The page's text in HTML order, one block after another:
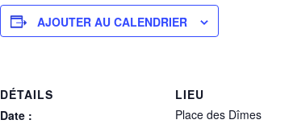
AJOUTER AU CALENDRIER
DÉTAILS
Date :
LIEU
Place des Dîmes